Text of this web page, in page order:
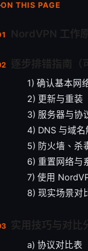
ON THIS PAGE
1) 确认基本网
2) 更新与重装
3) 服务器与协
4) DNS 与域名
5) 防火墙、杀
6) 重置网络与
7) 使用
8) 现实场景对
a) 协议对比表